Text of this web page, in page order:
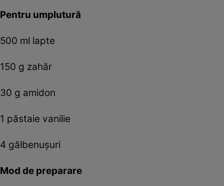
Pentru umplutură
500 ml lapte
150 g zahăr
30 g amidon
1 păstaie vanilie
4 gălbenușuri
Mod de preparare